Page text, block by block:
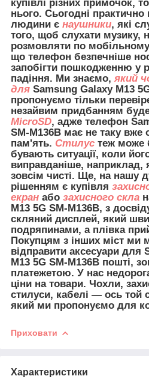
купівлі різних примочок,
нього. Сьогодні практично
людини є наушники, які
того, щоб слухати музику,
розмовляти по
що телефон безпечніше
запобігти пошкодженню у
падіння. Ми знаємо, який
для Samsung Galaxy M13
пропонуємо тільки
незайвим придбанням
MicroSD, адже телефон
SM-M136B має не таку
пам'ять. Стилус теж може
бувають ситуації, коли
виправданіше, наприклад,
зовсім чисті. Ще, на нашу
рішенням є купівля
екран або захисного скла
M13 5G SM-M136B, з
скляний дисплей, який
подряпинами, а плівка
Покупцям з інших міст ми
відправити аксесуари для
M13 5G SM-M136B пошті,
платежетою. У нас
ціни на товари. Чохли,
стилуси, кабелі — ось той
який ми пропонуємо для
Приховати
Характеристики